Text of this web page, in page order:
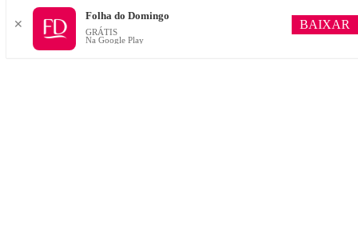
✕
Folha do Domingo
GRÁTIS
Na Google Play
BAIXAR